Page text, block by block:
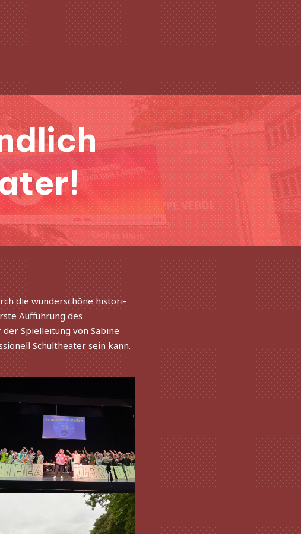
&
die wunder­schöne histo­ri­
Aufführung des
der Spielleitung von Sabine
Schultheater sein kann.